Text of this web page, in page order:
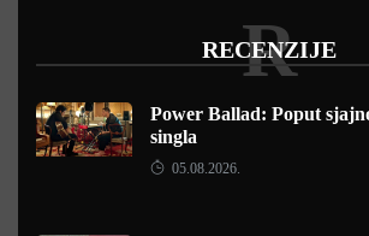
RECENZIJE
R
Power Ballad: Poput
singla
05.08.2026.